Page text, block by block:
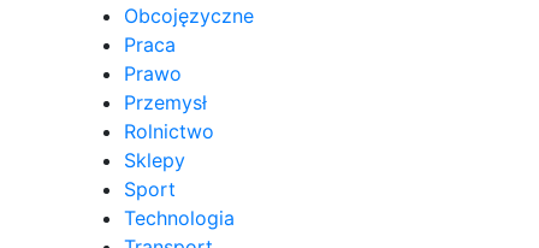
Obcojęzyczne
Praca
Prawo
Przemysł
Rolnictwo
Sklepy
Sport
Technologia